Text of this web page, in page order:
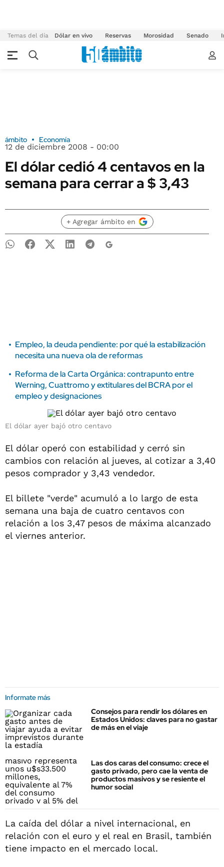
Temas del día Dólar en vivo Reservas Morosidad Senado
ámbito Economía
12 de diciembre 2008 - 00:00
El dólar cedió 4 centavos en la
semana para cerrar a $ 3,43
+ Agregar ámbito en
Empleo, la deuda pendiente: por qué la estabilización
necesita una nueva ola de reformas
Reforma de la Carta Orgánica: contrapunto entre
Werning, Cuattromo y extitulares del BCRA por el
empleo y designaciones
El dólar ayer bajó otro centavo
El dólar operó con estabilidad y cerró sin
cambios con relación al jueves, al cotizar a 3,40
pesos comprador y 3,43 vendedor.
El billete "verde" acumuló a lo largo de esta
semana una baja de cuatro centavos con
relación a los 3,47 pesos de máxima alcanzado
el viernes anterior.
Informate más
Consejos para rendir los dólares en
Estados Unidos: claves para no gastar
de más en el viaje
Las dos caras del consumo: crece el
gasto privado, pero cae la venta de
productos masivos y se resiente el
humor social
La caída del dólar a nivel internacional, en
relación con el euro y el real en Brasil, también
tiene impacto en el mercado local.